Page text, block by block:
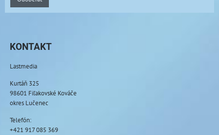
KONTAKT
Lastmedia
Kurtáň 325
98601 Fiľakovské Kováče
okres Lučenec
Telefón:
+421 917 085 369